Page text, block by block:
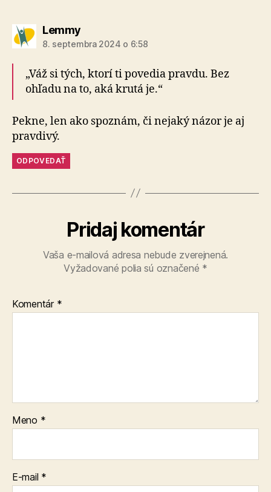
Lemmyhovorí:
8. septembra 2024 o 6:58
„Váž si tých, ktorí ti povedia pravdu. Bez
ohľadu na to, aká krutá je.“
Pekne, len ako spoznám, či nejaký názor je aj
pravdivý.
ODPOVEDAŤ
Pridaj komentár
Vaša e-mailová adresa nebude zverejnená.
Vyžadované polia sú označené *
Komentár *
Meno *
E-mail *